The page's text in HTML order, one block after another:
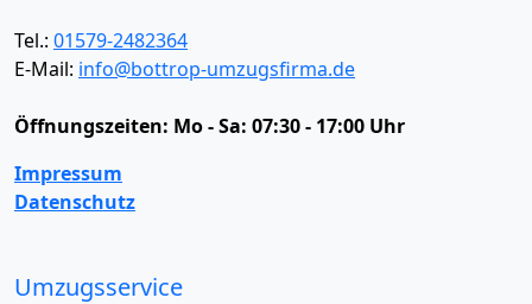
Tel.: 01579-2482364
E-Mail: info@bottrop-umzugsfirma.de
Öffnungszeiten: Mo - Sa: 07:30 - 17:00 Uhr
Impressum
Datenschutz
Umzugsservice